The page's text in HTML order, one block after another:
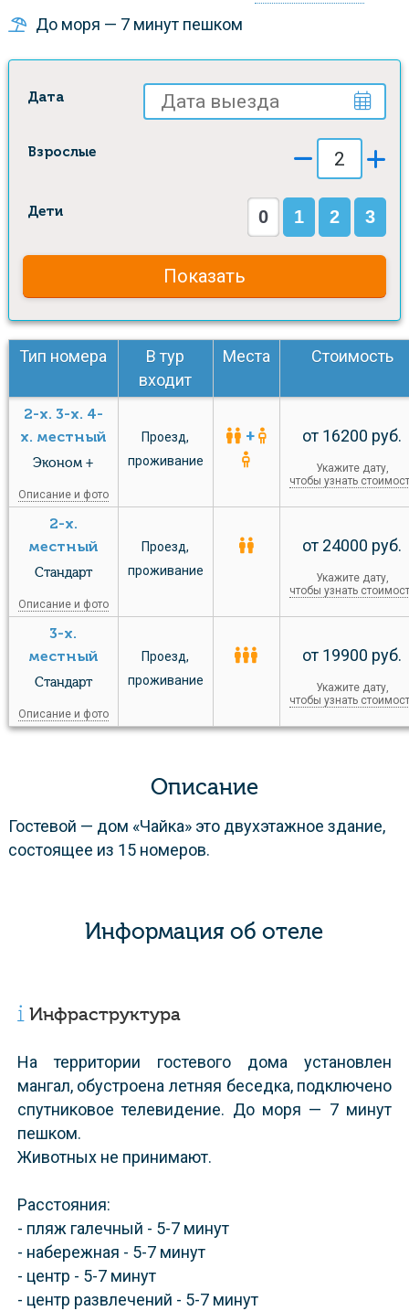
До моря — 7 минут пешком
Дата
Взрослые
Дети 0 1 2 3
Показать
Тип номера
В тур
входит
Места Стоимость
2-х. 3-х. 4-
х. местный
Эконом +
Описание и фото
Проезд,
проживание
+ от 16200 руб.
Укажите дату,
чтобы узнать
2-х.
местный
Стандарт
Описание и фото
Проезд,
проживание
от 24000 руб.
Укажите дату,
чтобы узнать
3-х.
местный
Стандарт
Описание и фото
Проезд,
проживание
от 19900 руб.
Укажите дату,
чтобы узнать
Описание
Гостевой — дом «Чайка» это двухэтажное здание,
состоящее из 15 номеров.
Информация об отеле
Инфраструктура
На территории гостевого дома установлен
мангал, обустроена летняя беседка, подключено
спутниковое телевидение. До моря — 7 минут
пешком.
Животных не принимают.
Расстояния:
- пляж галечный - 5-7 минут
- набережная - 5-7 минут
- центр - 5-7 минут
- центр развлечений - 5-7 минут